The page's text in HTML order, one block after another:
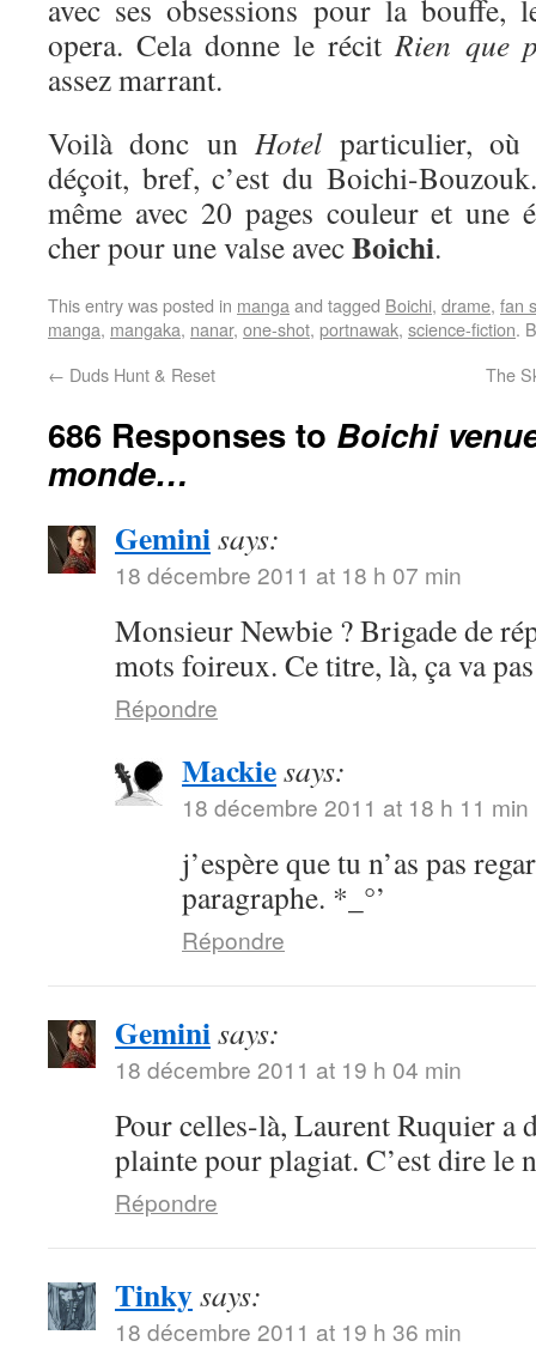
avec ses obsessions pour la bouffe,
opera. Cela donne le récitRien que
assez marrant.
Voilà donc unHotel particulier,
déçoit, bref, c’est du Boichi-
même avec 20 pages couleur et une
cher pour une valse avecBoichi.
This entry was posted in manga and tagged Boichi, drame, fan
manga, mangaka, nanar, one-shot, portnawak, science-fiction.
← Duds Hunt & Reset The
686 Responses to Boichi
monde…
Geminisays:
18 décembre 2011 at 18 h 07 min
Monsieur Newbie ? Brigade de
mots foireux. Ce titre, là, ça va
Répondre
Mackiesays:
18 décembre 2011 at 18 h 11 min
j’espère que tu n’as pas
paragraphe. *_°’
Répondre
Geminisays:
18 décembre 2011 at 19 h 04 min
Pour celles-là, Laurent Ruquier a
plainte pour plagiat. C’est dire le
Répondre
Tinkysays:
18 décembre 2011 at 19 h 36 min